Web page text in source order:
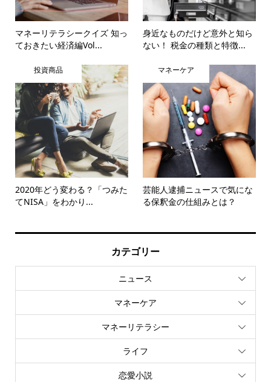
マネーリテラシークイズ 知っ
ておきたい経済編Vol...
身近なものだけど意外と知ら
ない！ 税金の種類と特徴...
投資商品
2020年どう変わる？「つみた
てNISA」をわかり...
マネーケア
芸能人逮捕ニュースで気にな
る保釈金の仕組みとは？
カテゴリー
ニュース
マネーケア
マネーリテラシー
ライフ
恋愛小説